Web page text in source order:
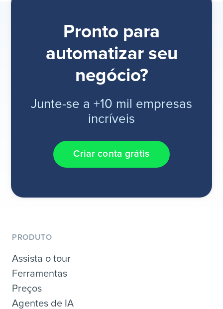
Pronto para
automatizar seu
negócio?
Junte-se a +10 mil empresas
incríveis
Criar conta grátis
PRODUTO
Assista o tour
Ferramentas
Preços
Agentes de IA